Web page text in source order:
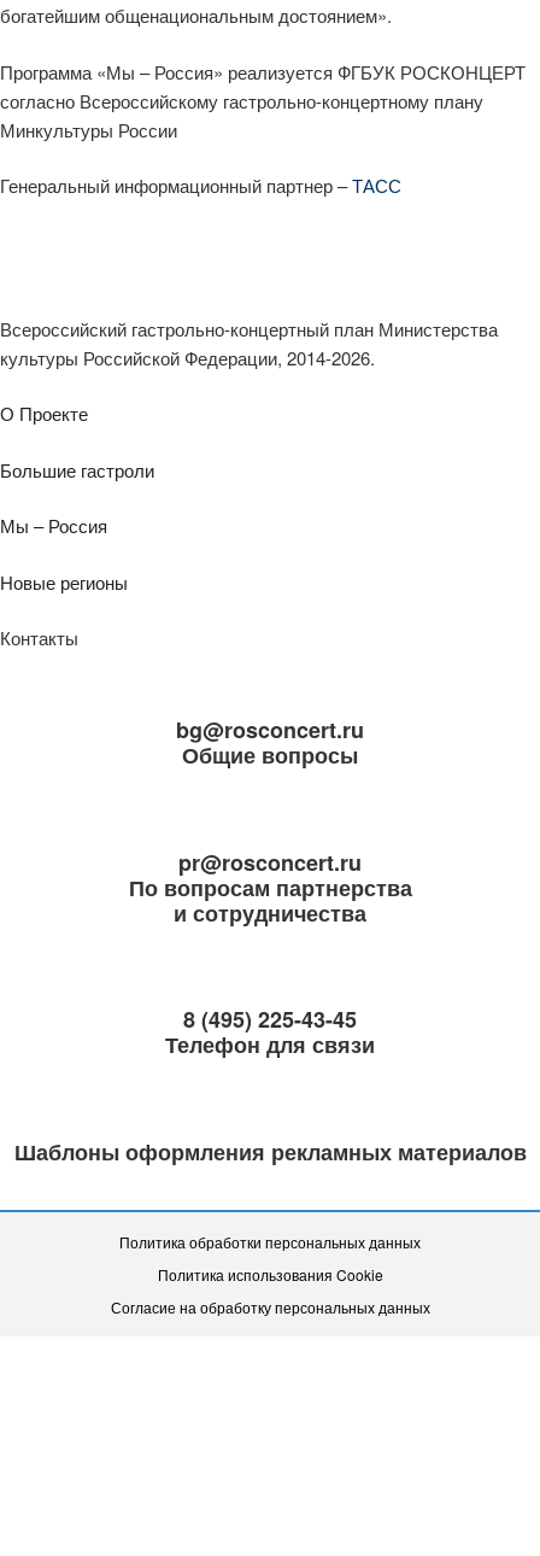
богатейшим общенациональным достоянием».
Программа «Мы – Россия» реализуется ФГБУК РОСКОНЦЕРТ
согласно Всероссийскому гастрольно-концертному плану
Минкультуры России
Генеральный информационный партнер –ТАСС
Всероссийский гастрольно-концертный план Министерства
культуры Российской Федерации, 2014-2026.
О Проекте
Большие гастроли
Мы – Россия
Новые регионы
Контакты
bg@rosconcert.ru
Общие вопросы
pr@rosconcert.ru
По вопросам партнерства
и сотрудничества
8 (495) 225-43-45
Телефон для связи
Шаблоны оформления рекламных материалов
Политика обработки персональных данных
Политика использования Cookie
Согласие на обработку персональных данных